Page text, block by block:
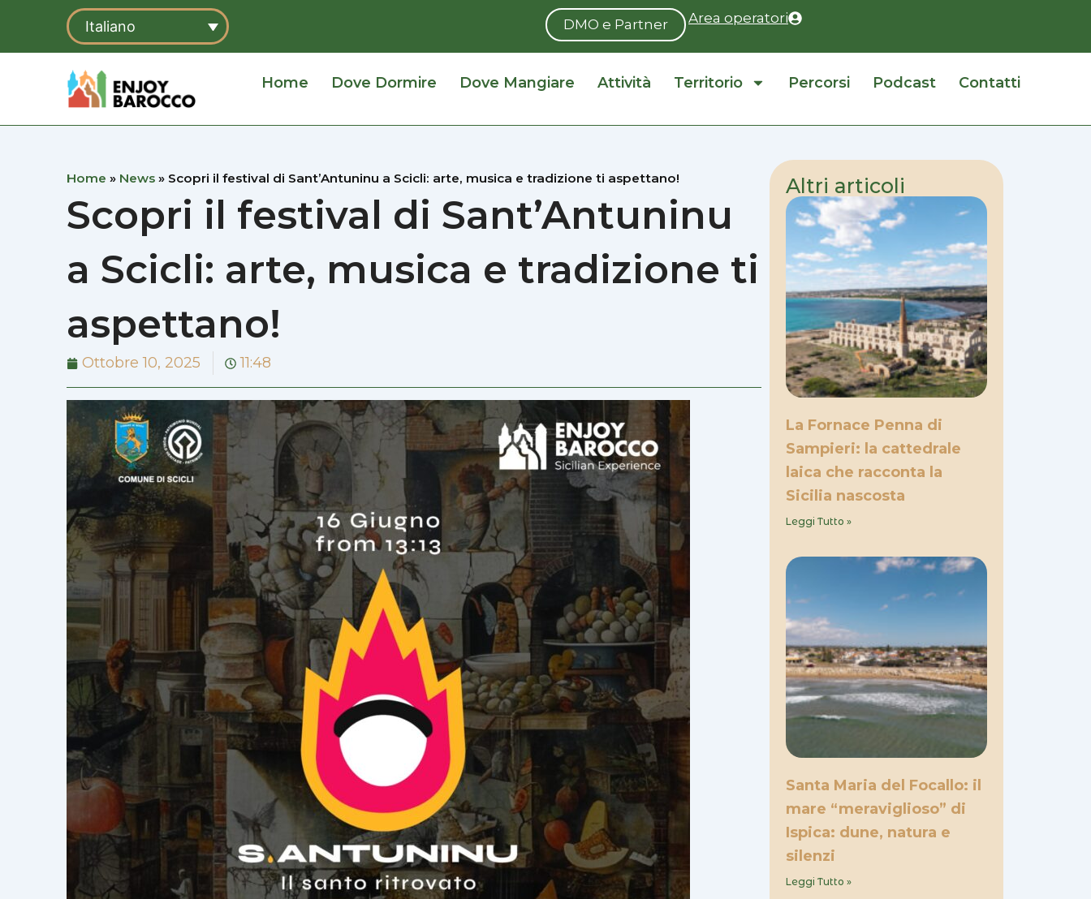
contenuto
Italiano DMO e Partner Area operatori
Home Dove Dormire Dove Mangiare Attività Territorio Percorsi Podcast Contatti
Home » News » Scopri il festival di Sant’Antuninu a Scicli: arte, musica e tradizione ti aspettano!
Scopri il festival di Sant’Antuninu
a Scicli: arte, musica e tradizione ti
aspettano!
Ottobre 10, 2025 11:48
Altri articoli
La Fornace Penna di
Sampieri: la cattedrale
laica che racconta la
Sicilia nascosta
Leggi Tutto »
Santa Maria del Focallo: il
mare “meraviglioso” di
Ispica: dune, natura e
silenzi
Leggi Tutto »